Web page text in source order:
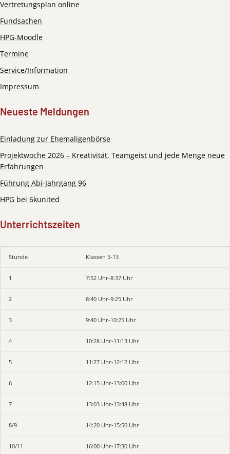
Vertretungsplan online
Fundsachen
HPG-Moodle
Termine
Service/Information
Impressum
Neueste Meldungen
Einladung zur Ehemaligenbörse
Projektwoche 2026 – Kreativität, Teamgeist und jede Menge neue
Erfahrungen
Führung Abi-Jahrgang 96
HPG bei 6kunited
Unterrichtszeiten
Stunde Klassen 5-13
1 7:52 Uhr-8:37 Uhr
2 8:40 Uhr-9:25 Uhr
3 9:40 Uhr-10:25 Uhr
4 10:28 Uhr-11:13 Uhr
5 11:27 Uhr-12:12 Uhr
6 12:15 Uhr-13:00 Uhr
7 13:03 Uhr-13:48 Uhr
8/9 14:20 Uhr-15:50 Uhr
10/11 16:00 Uhr-17:30 Uhr